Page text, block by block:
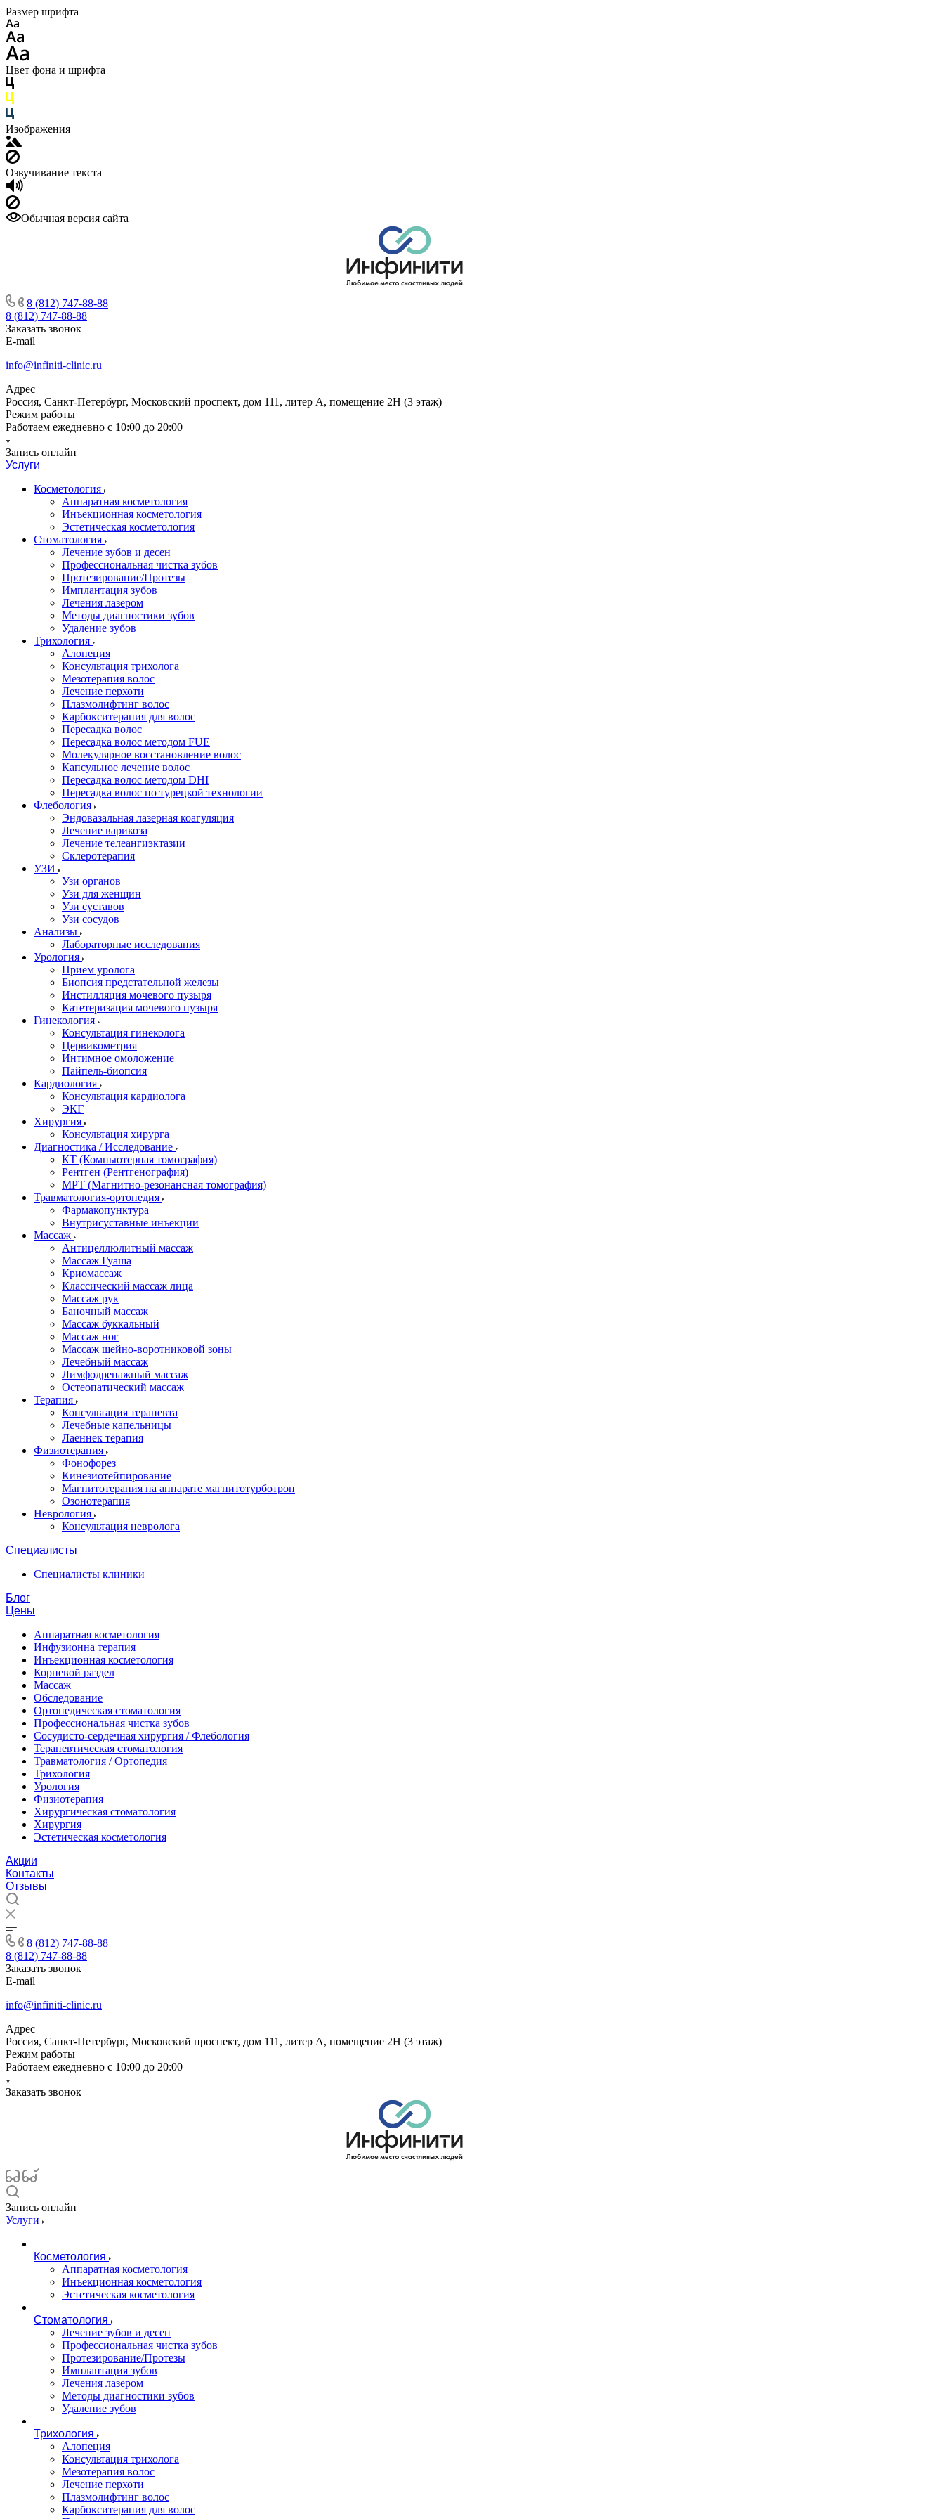
Размер шрифта
Цвет фона и шрифта
Изображения
Озвучивание текста
Обычная версия сайта
8 (812) 747-88-88
8 (812) 747-88-88
Заказать звонок
E-mail
info@infiniti-clinic.ru
Адрес
Россия, Санкт-Петербург, Московский проспект, дом 111, литер А, помещение 2Н (3 этаж)
Режим работы
Работаем ежедневно с 10:00 до 20:00
Запись онлайн
Услуги
Косметология
Аппаратная косметология
Инъекционная косметология
Эстетическая косметология
Стоматология
Лечение зубов и десен
Профессиональная чистка зубов
Протезирование/Протезы
Имплантация зубов
Лечения лазером
Методы диагностики зубов
Удаление зубов
Трихология
Алопеция
Консультация трихолога
Мезотерапия волос
Лечение перхоти
Плазмолифтинг волос
Карбокситерапия для волос
Пересадка волос
Пересадка волос методом FUE
Молекулярное восстановление волос
Капсульное лечение волос
Пересадка волос методом DHI
Пересадка волос по турецкой технологии
Флебология
Эндовазальная лазерная коагуляция
Лечение варикоза
Лечение телеангиэктазии
Склеротерапия
УЗИ
Узи органов
Узи для женщин
Узи cуставов
Узи сосудов
Анализы
Лабораторные исследования
Урология
Прием уролога
Биопсия предстательной железы
Инстилляция мочевого пузыря
Катетеризация мочевого пузыря
Гинекология
Консультация гинеколога
Цервикометрия
Интимное омоложение
Пайпель-биопсия
Кардиология
Консультация кардиолога
ЭКГ
Хирургия
Консультация хирурга
Диагностика / Исследование
КТ (Компьютерная томография)
Рентген (Рентгенография)
МРТ (Магнитно-резонансная томография)
Травматология-ортопедия
Фармакопунктура
Внутрисуставные инъекции
Массаж
Антицеллюлитный массаж
Массаж Гуаша
Криомассаж
Классический массаж лица
Массаж рук
Баночный массаж
Массаж буккальный
Массаж ног
Массаж шейно-воротниковой зоны
Лечебный массаж
Лимфодренажный массаж
Остеопатический массаж
Терапия
Консультация терапевта
Лечебные капельницы
Лаеннек терапия
Физиотерапия
Фонофорез
Кинезиотейпирование
Магнитотерапия на аппарате магнитотурботрон
Озонотерапия
Неврология
Консультация невролога
Специалисты
Специалисты клиники
Блог
Цены
Аппаратная косметология
Инфузионна терапия
Инъекционная косметология
Корневой раздел
Массаж
Обследование
Ортопедическая стоматология
Профессиональная чистка зубов
Сосудисто-сердечная хирургия / Флебология
Терапевтическая стоматология
Травматология / Ортопедия
Трихология
Урология
Физиотерапия
Хирургическая стоматология
Хирургия
Эстетическая косметология
Акции
Контакты
Отзывы
8 (812) 747-88-88
8 (812) 747-88-88
Заказать звонок
E-mail
info@infiniti-clinic.ru
Адрес
Россия, Санкт-Петербург, Московский проспект, дом 111, литер А, помещение 2Н (3 этаж)
Режим работы
Работаем ежедневно с 10:00 до 20:00
Заказать звонок
Запись онлайн
Услуги
Косметология
Аппаратная косметология
Инъекционная косметология
Эстетическая косметология
Стоматология
Лечение зубов и десен
Профессиональная чистка зубов
Протезирование/Протезы
Имплантация зубов
Лечения лазером
Методы диагностики зубов
Удаление зубов
Трихология
Алопеция
Консультация трихолога
Мезотерапия волос
Лечение перхоти
Плазмолифтинг волос
Карбокситерапия для волос